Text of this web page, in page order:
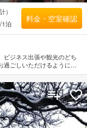
ジネス出張や観光のどち
過ごしいただけるように、
在に必要不可欠な全室Wi-Fi
いただけるようお部屋は落
禁煙/喫煙ポリシー：全室
います。 当施設ではさまざ
とプロフェッショナルな姿
クエストに応じてくれま
）
/1泊
料金・空室確認